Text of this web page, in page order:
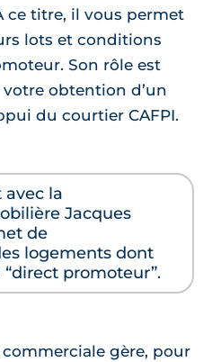
ce titre, il vous permet
lots et conditions
Son rôle est
obtention d’un
du courtier CAFPI.
la
Jacques
de
logements dont
promoteur”.
gère, pour